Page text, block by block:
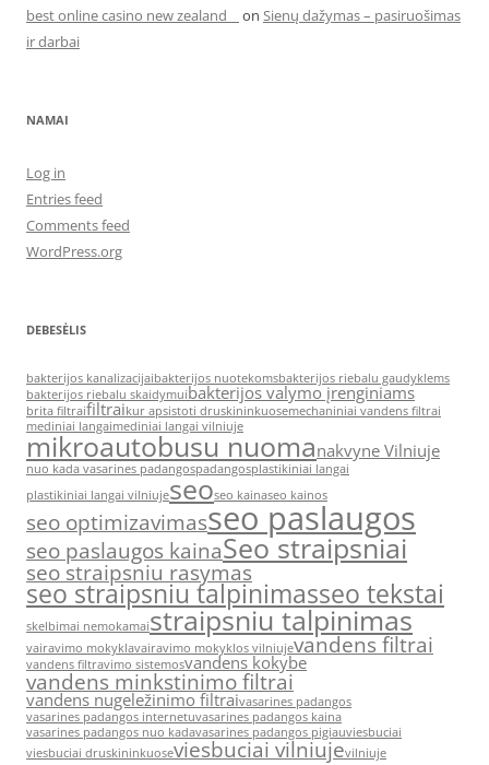
best online casino new zealand
on Sienų dažymas – pasiruošimas
ir darbai
NAMAI
Log in
Entries feed
Comments feed
WordPress.org
DEBESĖLIS
bakterijos kanalizacijaibakterijos nuotekomsbakterijos riebalu gaudyklems
bakterijos riebalu skaidymuibakterijos valymo įrenginiams
brita filtraifiltraikur apsistoti druskininkuosemechaniniai vandens filtrai
mediniai langaimediniai langai vilniuje
mikroautobusu nuomanakvyne Vilniuje
nuo kada vasarines padangospadangosplastikiniai langai
plastikiniai langai vilniujeseoseo kainaseo kainos
seo optimizavimasseo paslaugos
seo paslaugos kainaSeo straipsniai
seo straipsniu rasymas
seo straipsniu talpinimasseo tekstai
skelbimai nemokamaistraipsniu talpinimas
vairavimo mokyklavairavimo mokyklos vilniujevandens filtrai
vandens filtravimo sistemosvandens kokybe
vandens minkstinimo filtrai
vandens nugeležinimo filtraivasarines padangos
vasarines padangos internetuvasarines padangos kaina
vasarines padangos nuo kadavasarines padangos pigiauviesbuciai
viesbuciai druskininkuoseviesbuciai vilniujevilniuje